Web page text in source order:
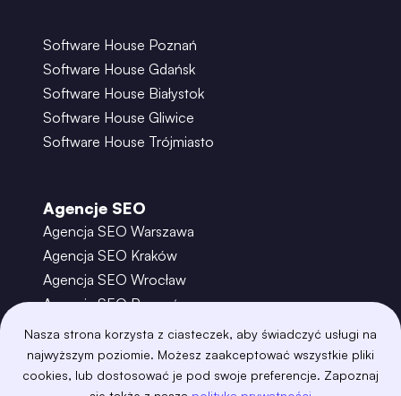
Nasza strona korzysta z ciasteczek, aby świadczyć usługi na
najwyższym poziomie. Możesz zaakceptować wszystkie pliki
cookies, lub dostosować je pod swoje preferencje. Zapoznaj
Software House Poznań
Software House Gdańsk
Software House Białystok
Software House Gliwice
Software House Trójmiasto
Agencje SEO
Agencja SEO Warszawa
Agencja SEO Kraków
Agencja SEO Wrocław
Agencja SEO Poznań
Agencja SEO Gdańsk
Agencja SEO Toruń